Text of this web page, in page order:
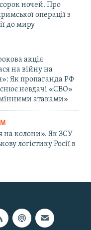
ночей. Про
операції з
до миру
акція
на війну на
Як пропаганда РФ
невдачі «СВО»
атаками»
на колони». Як ЗСУ
логістику Росії в